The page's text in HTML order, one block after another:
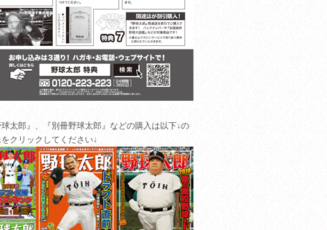
球太郎』、『別冊野球太郎』などの購入は以下↓の
クリックしてください↓